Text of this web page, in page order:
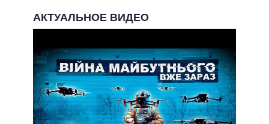
АКТУАЛЬНОЕ ВИДЕО